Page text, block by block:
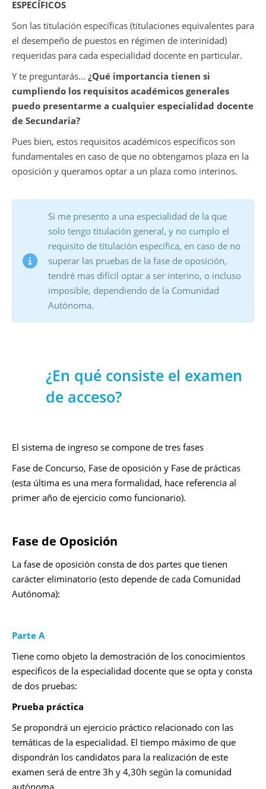
ESPECÍFICOS
Son las titulación específicas (titulaciones equivalentes para
el desempeño de puestos en régimen de interinidad)
requeridas para cada especialidad docente en particular.
Y te preguntarás… ¿Qué importancia tienen si
cumpliendo los requisitos académicos generales
puedo presentarme a cualquier especialidad docente
de Secundaria?
Pues bien, estos requisitos académicos específicos son
fundamentales en caso de que no obtengamos plaza en la
oposición y queramos optar a un plaza como interinos.
Si me presento a una especialidad de la que
solo tengo titulación general, y no cumplo el
requisito de titulación específica, en caso de no
superar las pruebas de la fase de oposición,
tendré mas difícil optar a ser interino, o incluso
imposible, dependiendo de la Comunidad
Autónoma.
¿En qué consiste el examen
de acceso?
El sistema de ingreso se compone de tres fases
Fase de Concurso, Fase de oposición y Fase de prácticas
(esta última es una mera formalidad, hace referencia al
primer año de ejercicio como funcionario).
Fase de Oposición
La fase de oposición consta de dos partes que tienen
carácter eliminatorio (esto depende de cada Comunidad
Autónoma):
Parte A
Tiene como objeto la demostración de los conocimientos
específicos de la especialidad docente que se opta y consta
de dos pruebas:
Prueba práctica
Se propondrá un ejercicio práctico relacionado con las
temáticas de la especialidad. El tiempo máximo de que
dispondrán los candidatos para la realización de este
examen será de entre 3h y 4,30h según la comunidad